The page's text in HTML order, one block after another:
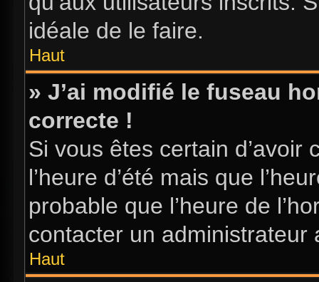
idéale de le faire.
Haut
» J’ai modifié le fuseau
correcte !
Si vous êtes certain
l’heure d’été mais que
probable que l’heure de
contacter un
Haut